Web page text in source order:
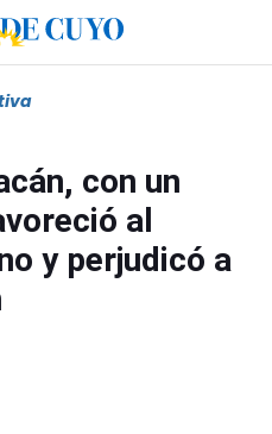
con un
al
y perjudicó a